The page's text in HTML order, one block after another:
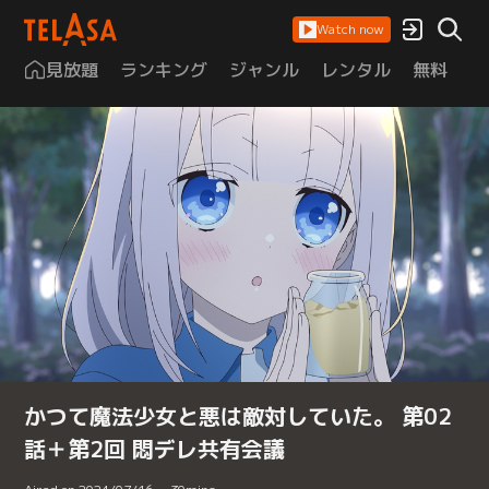
Watch now
見放題 ランキング ジャンル レンタル 無料
かつて魔法少女と悪は敵対していた。 第02
話＋第2回 悶デレ共有会議